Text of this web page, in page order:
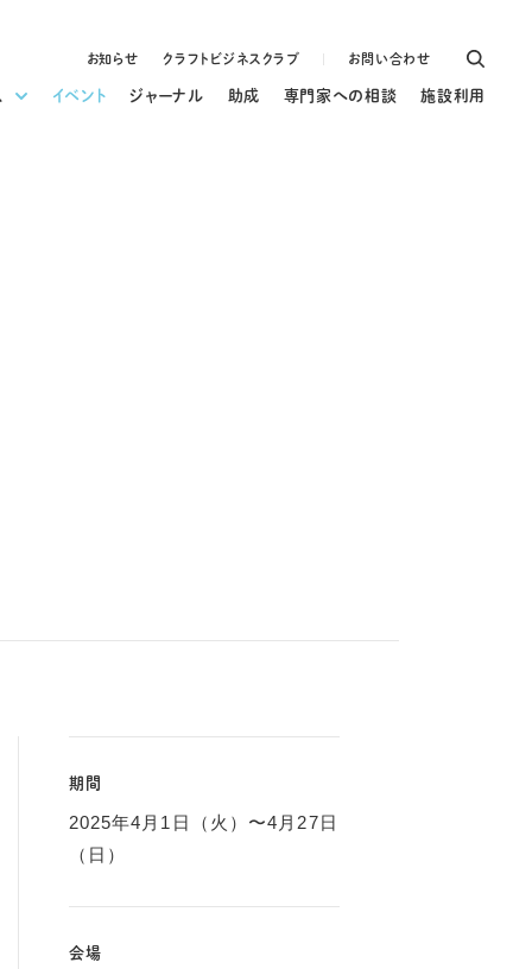
お知らせ クラフトビジネスクラブ お問い合わせ
イベント ジャーナル 助成 専門家への相談 施設利用
期間
2025年4月1日（火）〜4月27日
（日）
会場